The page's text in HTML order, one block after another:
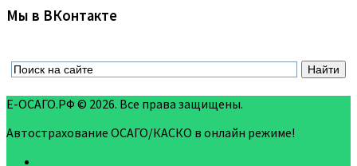
Мы в ВКонтакте
Е-ОСАГО.РФ © 2026. Все права защищены.
Автострахование ОСАГО/КАСКО в онлайн режиме!